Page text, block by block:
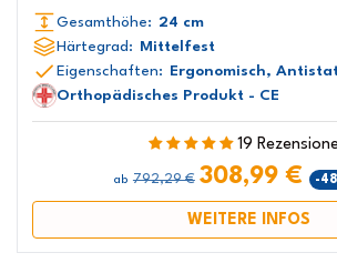
Gesamthöhe: 24 cm
Härtegrad:
Mittelfest
Eigenschaften:
Ergonomisch,
Orthopädisches Produkt - CE
19
ab 792,29 € 308,99 € -
WEITERE INFOS